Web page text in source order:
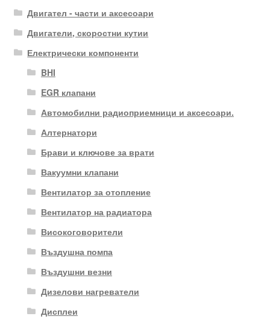
Двигател - части и аксесоари
Двигатели, скоростни кутии
Електрически компоненти
BHI
EGR клапани
Автомобилни радиоприемници и аксесоари.
Алтернатори
Брави и ключове за врати
Вакуумни клапани
Вентилатор за отопление
Вентилатор на радиатора
Високоговорители
Въздушна помпа
Въздушни везни
Дизелови нагреватели
Дисплеи